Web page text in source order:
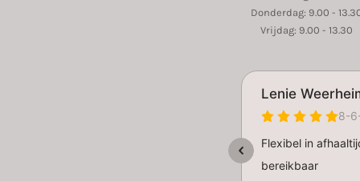
Donderdag: 9.00 -
Vrijdag: 9.00 - 13.30